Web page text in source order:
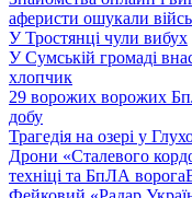
аферисти ошукали
У Тростянці чули вибух
У Сумській громаді
хлопчик
29 ворожих ворожих
добу
Трагедія на озері у
Дрони «Сталевого
техніці та БпЛА ворога